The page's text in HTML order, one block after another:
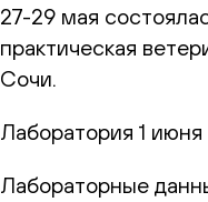
27-29 мая
практическая
Сочи.
Лаборатория 1
Лабораторные